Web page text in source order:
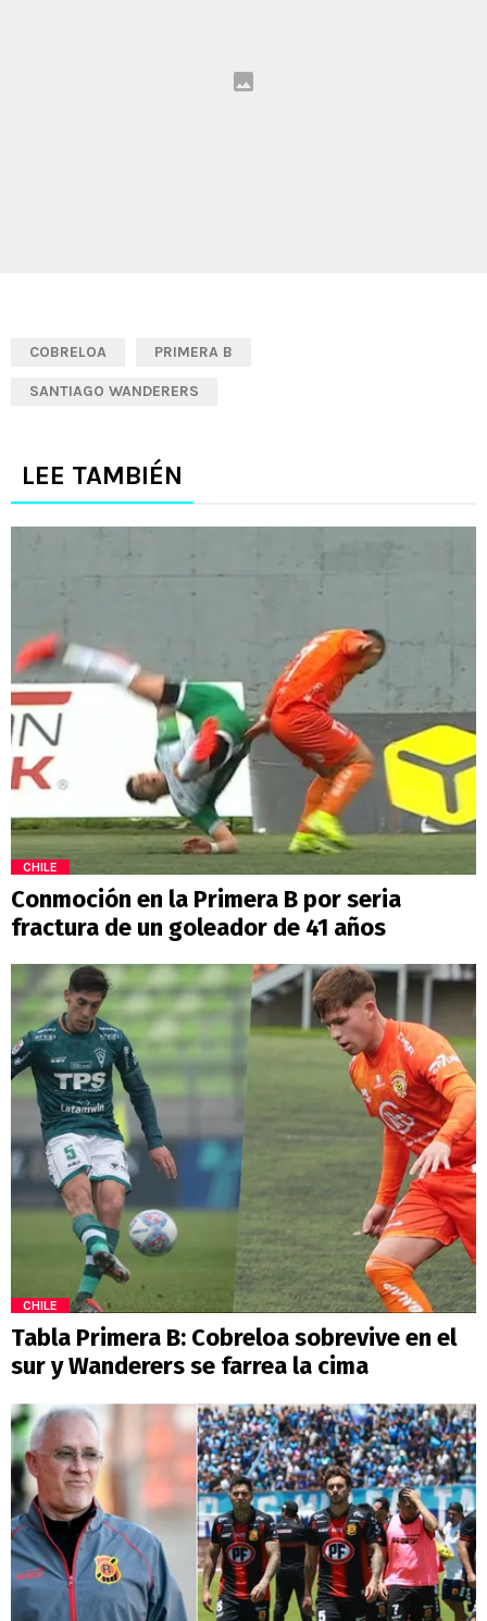
COBRELOA PRIMERA B
SANTIAGO WANDERERS
LEE TAMBIÉN
CHILE
Conmoción en la Primera B por seria
fractura de un goleador de 41 años
CHILE
Tabla Primera B: Cobreloa sobrevive en el
sur y Wanderers se farrea la cima